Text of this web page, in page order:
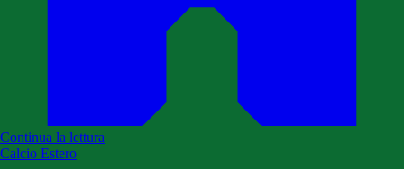
Continua la lettura
Calcio Estero